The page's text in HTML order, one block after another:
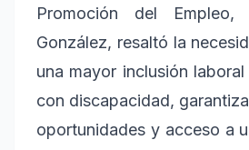
Promoción del Empleo,
González, resaltó la
una mayor inclusión
con discapacidad,
oportunidades y acceso a